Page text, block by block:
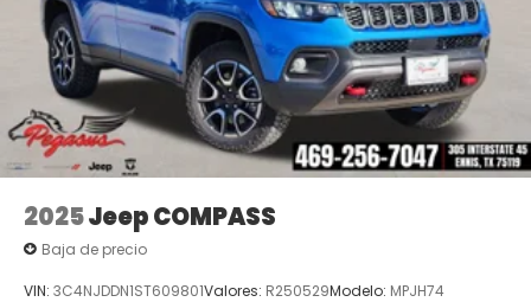
2025Jeep COMPASS
Baja de precio
VIN: 3C4NJDDN1ST609801Valores: R250529Modelo: MPJH74